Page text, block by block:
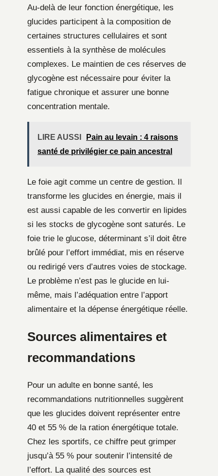
Au-delà de leur fonction énergétique, les
glucides participent à la composition de
certaines structures cellulaires et sont
essentiels à la synthèse de molécules
complexes. Le maintien de ces réserves de
glycogène est nécessaire pour éviter la
fatigue chronique et assurer une bonne
concentration mentale.
LIRE AUSSI
Pain au levain : 4 raisons
santé de privilégier ce pain ancestral
Le foie agit comme un centre de gestion. Il
transforme les glucides en énergie, mais il
est aussi capable de les convertir en lipides
si les stocks de glycogène sont saturés. Le
foie trie le glucose, déterminant s’il doit être
brûlé pour l’effort immédiat, mis en réserve
ou redirigé vers d’autres voies de stockage.
Le problème n’est pas le glucide en lui-
même, mais l’adéquation entre l’apport
alimentaire et la dépense énergétique réelle.
Sources alimentaires et
recommandations
Pour un adulte en bonne santé, les
recommandations nutritionnelles suggèrent
que les glucides doivent représenter entre
40 et 55 % de la ration énergétique totale.
Chez les sportifs, ce chiffre peut grimper
jusqu’à 55 % pour soutenir l’intensité de
l’effort. La qualité des sources est